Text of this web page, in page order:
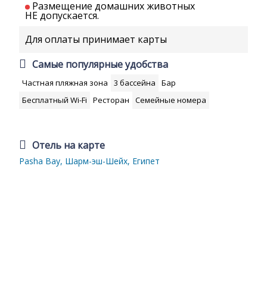
Размещение домашних животных
НЕ допускается.
Для оплаты принимает карты
Самые популярные удобства
Частная пляжная зона 3 бассейна
Бар
Бесплатный Wi-Fi
Ресторан Семейные номера
Отель на карте
Pasha Bay, Шарм-эш-Шейх, Египет